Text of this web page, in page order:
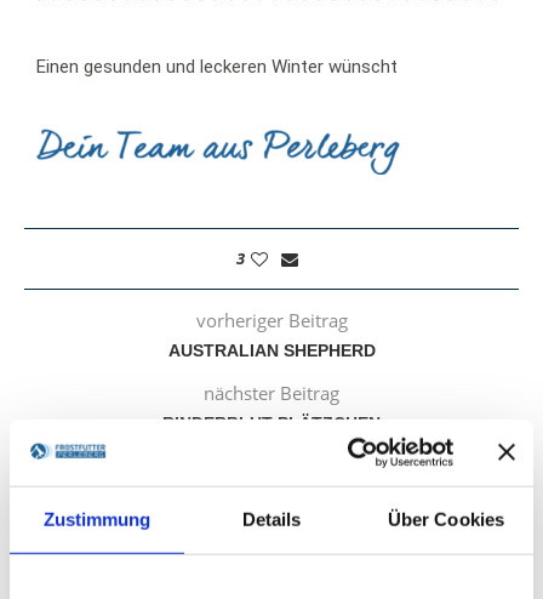
Zustimmung Details Über Cookies
Einen gesunden und leckeren Winter wünscht
3
vorheriger Beitrag
AUSTRALIAN SHEPHERD
nächster Beitrag
RINDERBLUT-PLÄTZCHEN
DAS KÖNNTE DIR AUCH GEFALLEN